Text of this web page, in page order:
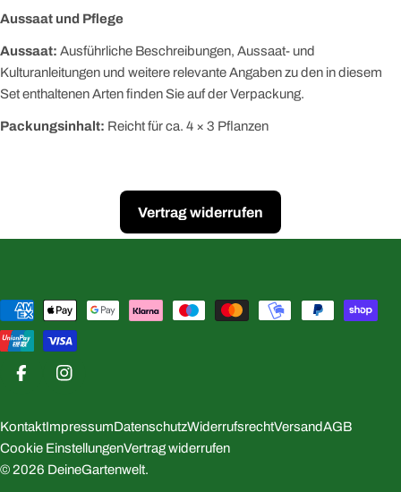
Aussaat und Pflege
Aussaat: Ausführliche Beschreibungen, Aussaat- und
Kulturanleitungen und weitere relevante Angaben zu den in diesem
Set enthaltenen Arten finden Sie auf der Verpackung.
Packungsinhalt: Reicht für ca. 4 × 3 Pflanzen
Vertrag widerrufen
Zahlungsmethoden
FacebookInstagram
© 2026 DeineGartenwelt.
KontaktImpressumDatenschutzWiderrufsrechtVersandAGB
Cookie EinstellungenVertrag widerrufen